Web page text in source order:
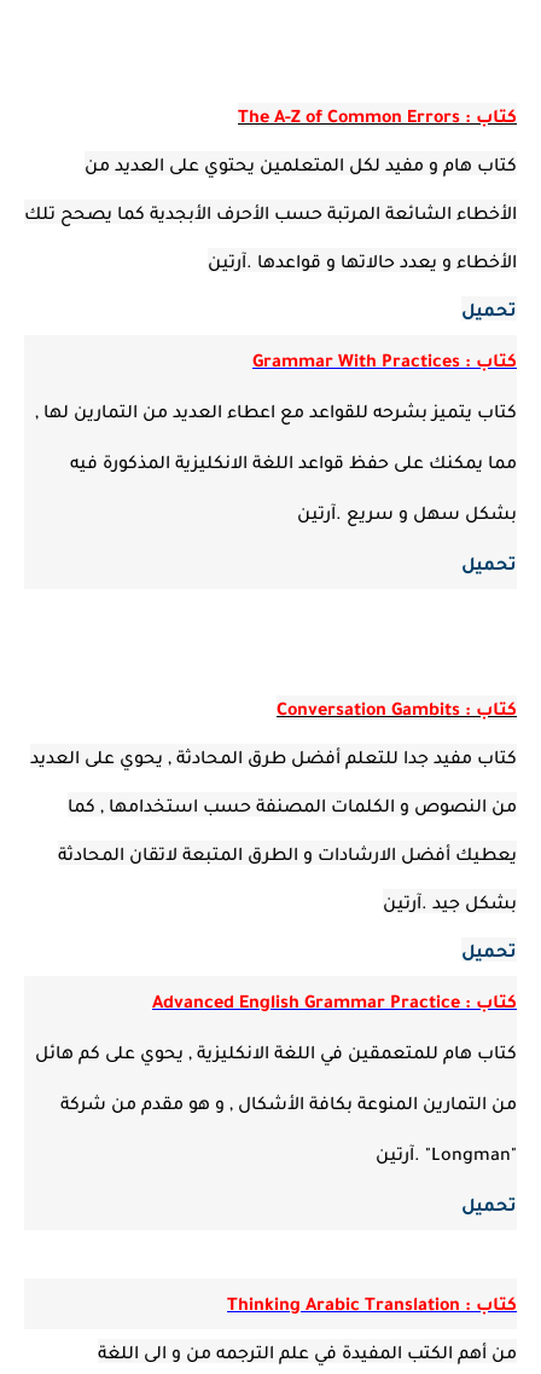
كتاب : The A-Z of Common Errors
كتاب هام و مفيد لكل المتعلمين يحتوي على العديد من
الأخطاء الشائعة المرتبة حسب الأحرف الأبجدية كما يصحح تلك
الأخطاء و يعدد حالاتها و قواعدها .آرتين
تحميل
كتاب : Grammar With Practices
كتاب يتميز بشرحه للقواعد مع اعطاء العديد من التمارين لها ,
مما يمكنك على حفظ قواعد اللغة الانكليزية المذكورة فيه
بشكل سهل و سريع .آرتين
تحميل
كتاب : Conversation Gambits
كتاب مفيد جدا للتعلم أفضل طرق المحادثة , يحوي على العديد
من النصوص و الكلمات المصنفة حسب استخدامها , كما
يعطيك أفضل الارشادات و الطرق المتبعة لاتقان المحادثة
بشكل جيد .آرتين
تحميل
كتاب : Advanced English Grammar Practice
كتاب هام للمتعمقين في اللغة الانكليزية , يحوي على كم هائل
من التمارين المنوعة بكافة الأشكال , و هو مقدم من شركة
"Longman" .آرتين
تحميل
كتاب : Thinking Arabic Translation
من أهم الكتب المفيدة في علم الترجمه من و الى اللغة